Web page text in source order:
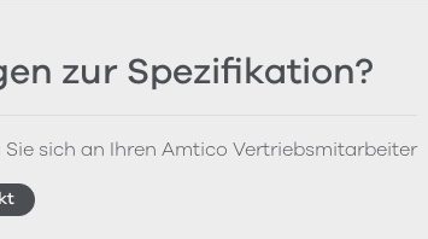
zur Spezifikation?
Sie sich an Ihren Amtico Vertriebsmitarbeiter